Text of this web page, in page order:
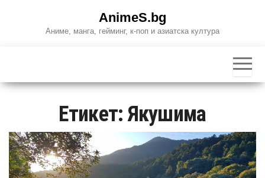
AnimeS.bg
Аниме, манга, гейминг, к-поп и азиатска култура
Етикет:Якушима